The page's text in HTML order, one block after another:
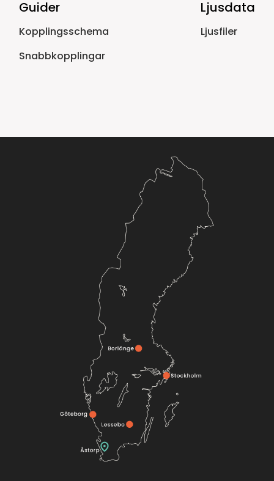
Guider
Kopplingsschema
Snabbkopplingar
Ljusdata
Ljusfiler